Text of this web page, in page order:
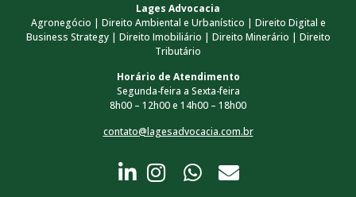
Lages Advocacia
Agronegócio | Direito Ambiental e Urbanístico | Direito Digital e
Business Strategy | Direito Imobiliário | Direito Minerário | Direito
Tributário
Horário de Atendimento
Segunda-feira a Sexta-feira
8h00 – 12h00 e 14h00 – 18h00
contato@lagesadvocacia.com.br